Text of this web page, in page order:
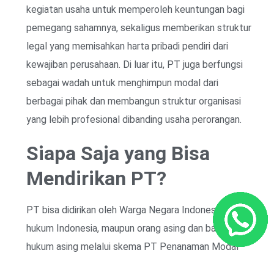
kegiatan usaha untuk memperoleh keuntungan bagi
pemegang sahamnya, sekaligus memberikan struktur
legal yang memisahkan harta pribadi pendiri dari
kewajiban perusahaan. Di luar itu, PT juga berfungsi
sebagai wadah untuk menghimpun modal dari
berbagai pihak dan membangun struktur organisasi
yang lebih profesional dibanding usaha perorangan.
Siapa Saja yang Bisa
Mendirikan PT?
PT bisa didirikan oleh Warga Negara Indonesia, badan
hukum Indonesia, maupun orang asing dan badan
hukum asing melalui skema PT Penanaman Modal